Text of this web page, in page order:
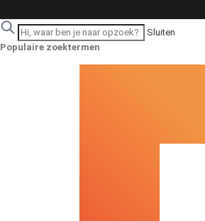
Sluiten
Populaire zoektermen